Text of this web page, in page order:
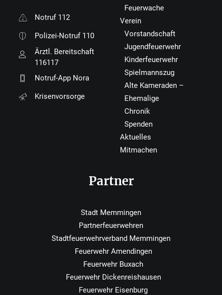
Notruf 112
Polizei-Notruf 110
Ärztl. Bereitschaft
116117
Notruf-App Nora
Krisenvorsorge
Feuerwache
Verein
Vorstandschaft
Jugendfeuerwehr
Kinderfeuerwehr
Spielmannszug
Alte Kameraden –
Ehemalige
Chronik
Spenden
Aktuelles
Mitmachen
Partner
Stadt Memmingen
Partnerfeuerwehren
Stadtfeuerwehrverband Memmingen
Feuerwehr Amendingen
Feuerwehr Buxach
Feuerwehr Dickenreishausen
Feuerwehr Eisenburg